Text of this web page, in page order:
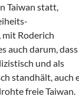
Taiwan statt,
Roderich
auch darum, dass
und als
standhält, auch
freie Taiwan.